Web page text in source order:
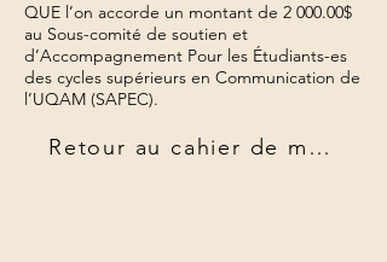
QUE l’on accorde un montant de 2 000.00$
au Sous-comité de soutien et
d’Accompagnement Pour les Étudiants-es
des cycles supérieurs en Communication de
l’UQAM (SAPEC).
Retour au cahier de mandats